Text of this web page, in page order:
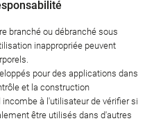
branché ou débranché sous
inappropriée peuvent
pour des applications dans
et la construction
à l'utilisateur de vérifier si
être utilisés dans d'autres